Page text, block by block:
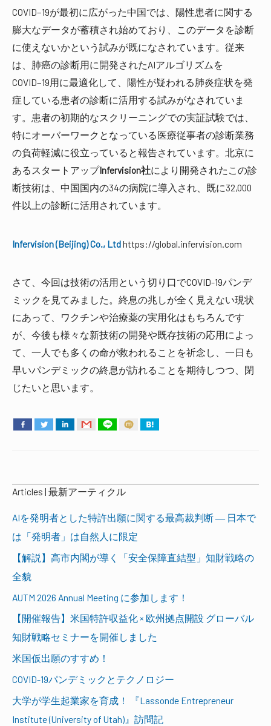
COVID−19が最初に広がった中国では、陽性患者に関する
膨大なデータが蓄積され始めており、このデータを診断
に使えないかという試みが既になされています。従来
は、肺癌の診断用に開発されたAIアルゴリズムを
COVID−19用に最適化して、陽性が疑われる肺炎症状を発
症している患者の診断に活用する試みがなされていま
す。患者の初期的なスクリーニングでの実証試験では、
特にオーバーワークとなっている医療従事者の診断業務
の負荷軽減に役立っていると報告されています。北京に
あるスタートアップInfervision社により開発されたこの診
断技術は、中国国内の34の病院に導入され、既に32,000
件以上の診断に活用されています。
Infervision (Beijing) Co., Ltdhttps://global.infervision.com
さて、今回は技術の活用という切り口でCOVID-19パンデ
ミックを見てみました。終息の兆しが全く見えない現状
にあって、ワクチンや治療薬の実用化はもちろんです
が、今後も様々な新技術の開発や既存技術の応用によっ
て、一人でも多くの命が救われることを祈念し、一日も
早いパンデミックの終息が訪れることを期待しつつ、閉
じたいと思います。
Articles | 最新アーティクル
AIを発明者とした特許出願に関する最高裁判断 ― 日本で
は「発明者」は自然人に限定
【解説】高市内閣が導く「安全保障直結型」知財戦略の
全貌
AUTM 2026 Annual Meeting に参加します！
【開催報告】米国特許収益化 × 欧州拠点開設 グローバル
知財戦略セミナーを開催しました
米国仮出願のすすめ！
COVID-19パンデミックとテクノロジー
大学が学生起業家を育成！ 『Lassonde Entrepreneur
Institute (University of Utah)』訪問記